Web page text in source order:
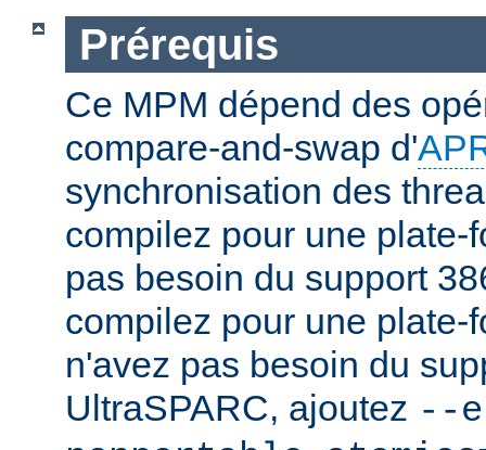
Prérequis
Ce MPM dépend des
compare-and-swap d'
synchronisation des
compilez pour une plate-
pas besoin du support
compilez pour une plate-
n'avez pas besoin du
UltraSPARC, ajoutez --